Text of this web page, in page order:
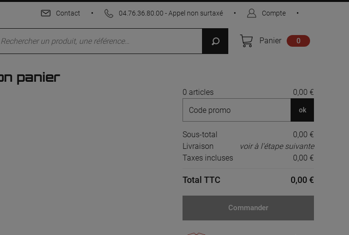
Panier 0
Contact • 04.76.36.80.00 - Appel non surtaxé • Compte •
panier
0 articles 0,00 €
ok
Sous-total
0,00 €
Livraison
voir à l'étape suivante
Taxes incluses
0,00 €
Total TTC 0,00 €
Commander